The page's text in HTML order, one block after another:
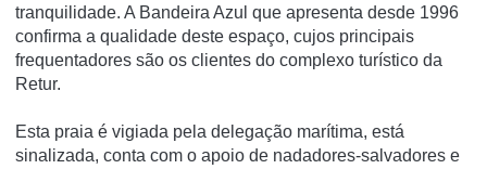
tranquilidade. A Bandeira Azul que apresenta desde 1996
confirma a qualidade deste espaço, cujos principais
frequentadores são os clientes do complexo turí­stico da
Retur.
Esta praia é vigiada pela delegação marí­tima, está
sinalizada, conta com o apoio de nadadores-salvadores e